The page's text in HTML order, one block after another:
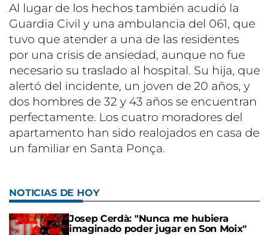
Al lugar de los hechos también acudió la
Guardia Civil y una ambulancia del 061, que
tuvo que atender a una de las residentes
por una crisis de ansiedad, aunque no fue
necesario su traslado al hospital. Su hija, que
alertó del incidente, un joven de 20 años, y
dos hombres de 32 y 43 años se encuentran
perfectamente. Los cuatro moradores del
apartamento han sido realojados en casa de
un familiar en Santa Ponça.
NOTICIAS DE HOY
Josep Cerdà: "Nunca me hubiera
imaginado poder jugar en Son Moix"